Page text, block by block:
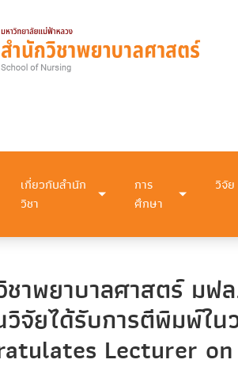
เกี่ยวกับสำนัก
วิชา
การ
ศึกษา
วิจัย
ชาพยาบาลศาสตร์ ม
จัยได้รับการตีพิมพ์ใน
Lecturer